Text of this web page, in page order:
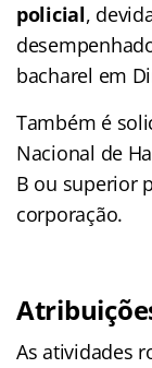
policial,
bacharel em
Também é
Nacional de
B ou superior
corporação.
As atividades